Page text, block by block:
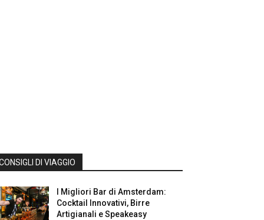
DI VIAGGIO
I Migliori Bar di Amsterdam:
Cocktail Innovativi, Birre
Artigianali e Speakeasy